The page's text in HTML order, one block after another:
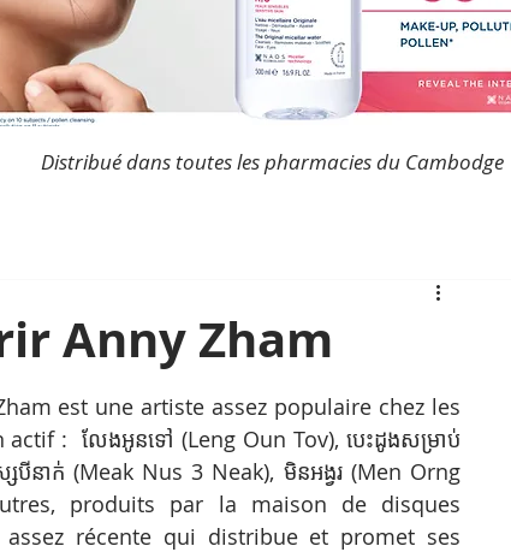
Distribué dans toutes les pharmacies du Cambodge
Anny Zham
est une artiste assez populaire chez les
:  លែងអូនទៅ (Leng Oun Tov), បេះដូងសម្រាប់
នាក់ (Meak Nus 3 Neak), មិនអង្វរ​ (Men Orng
produits par la maison de disques
récente qui distribue et promet ses